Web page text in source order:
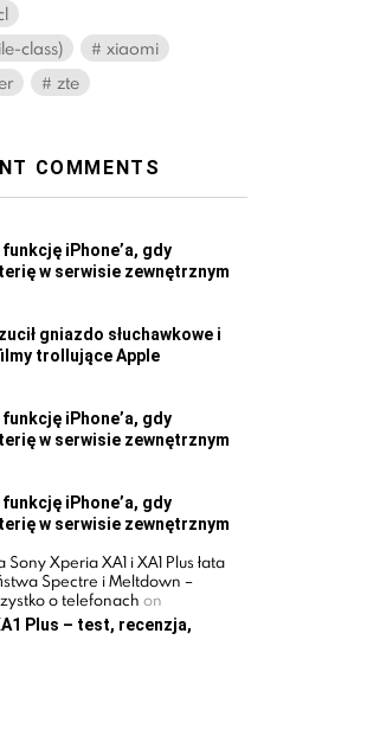
class)
xiaomi
zte
COMMENTS
iPhone’a, gdy
w serwisie zewnętrznym
gniazdo słuchawkowe i
trollujące Apple
iPhone’a, gdy
w serwisie zewnętrznym
iPhone’a, gdy
w serwisie zewnętrznym
Xperia XA1 i XA1 Plus łata
Spectre i Meltdown –
o telefonach on
Plus – test, recenzja,